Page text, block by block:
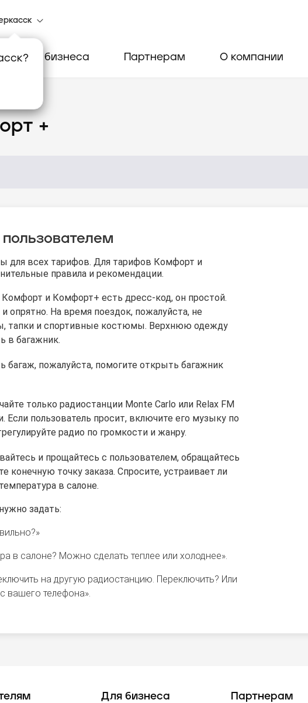
?
Для бизнеса Партнерам О компании
+
для всех тарифов. Для тарифов Комфорт и
правила и рекомендации.
и Комфорт+ есть дресс-код, он простой.
опрятно. На время поездок, пожалуйста, не
тапки и спортивные костюмы. Верхнюю одежду
в багажник.
багаж, пожалуйста, помогите открыть багажник
только радиостанции Monte Carlo или Relax FM
Если пользователь просит, включите его музыку по
радио по громкости и жанру.
и прощайтесь с пользователем, обращайтесь
конечную точку заказа. Спросите, устраивает ли
в салоне.
задать:
в салоне? Можно сделать теплее или холоднее».
на другую радиостанцию. Переключить? Или
вашего телефона».
Для бизнеса Партнерам